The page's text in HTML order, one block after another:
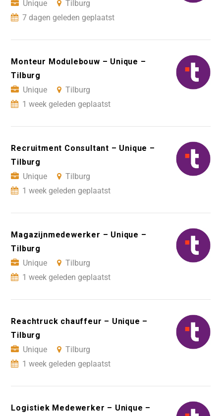
Unique
Tilburg
7 dagen geleden geplaatst
Monteur Modulebouw – Unique –
Tilburg
Unique
Tilburg
1 week geleden geplaatst
Recruitment Consultant – Unique –
Tilburg
Unique
Tilburg
1 week geleden geplaatst
Magazijnmedewerker – Unique –
Tilburg
Unique
Tilburg
1 week geleden geplaatst
Reachtruck chauffeur – Unique –
Tilburg
Unique
Tilburg
1 week geleden geplaatst
Logistiek Medewerker – Unique –